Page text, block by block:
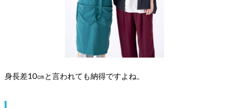
身長差10㎝と言われても納得ですよね。